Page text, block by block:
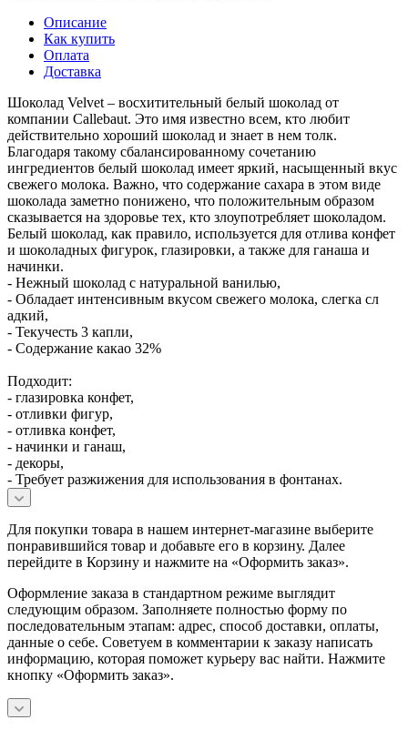
Описание
Как купить
Оплата
Доставка
Шоколад Velvet – восхитительный белый шоколад от
компании Callebaut. Это имя известно всем, кто любит
действительно хороший шоколад и знает в нем толк.
Благодаря такому сбалансированному сочетанию
ингредиентов белый шоколад имеет яркий, насыщенный вкус
свежего молока. Важно, что содержание сахара в этом виде
шоколада заметно понижено, что положительным образом
сказывается на здоровье тех, кто злоупотребляет шоколадом.
Белый шоколад, как правило, используется для отлива конфет
и шоколадных фигурок, глазировки, а также для ганаша и
начинки.
- Нежный шоколад с натуральной ванилью,
- Обладает интенсивным вкусом свежего молока, слегка сл
адкий,
- Текучесть 3 капли,
- Содержание какао 32%
Подходит:
- глазировка конфет,
- отливки фигур,
- отливка конфет,
- начинки и ганаш,
- декоры,
- Требует разжижения для использования в фонтанах.
Для покупки товара в нашем интернет-магазине выберите
понравившийся товар и добавьте его в корзину. Далее
перейдите в Корзину и нажмите на «Оформить заказ».
Оформление заказа в стандартном режиме выглядит
следующим образом. Заполняете полностью форму по
последовательным этапам: адрес, способ доставки, оплаты,
данные о себе. Советуем в комментарии к заказу написать
информацию, которая поможет курьеру вас найти. Нажмите
кнопку «Оформить заказ».